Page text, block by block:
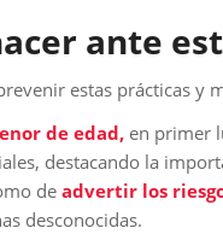
ante
estas prácticas y
de edad, en primer
destacando la
deadvertir los
desconocidas.